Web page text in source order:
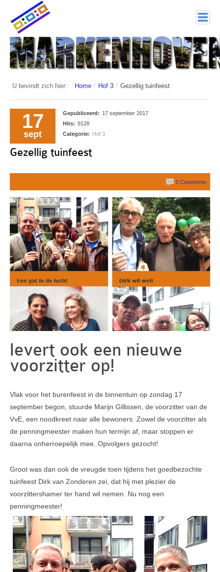
home
Markenhoven
Documenten
Veiligheid (mijn buurt van politie.nl)
Nieuwsbrieven
Bestuur en Commissies
Leesinformatie
Hof 2
Hof 3
Bestuur en informatie
Stadsvilla A
Stadsvilla B
Parkeergarage
Bestuur en VVE informatie
Parkeerplek te koop
Parkeerplek te huur
Nieuwsbrieven
Verzekeringen
Klachtenmeldpunt
U bevindt zich hier: Home / Hof 3 / Gezellig tuinfeest
17
sept
Gepubliceerd: 17 september 2017
Hits: 9128
Categorie: Hof 3
Gezellig tuinfeest
0 Comments
levert ook een nieuwe
voorzitter op!
Vlak voor het burenfeest in de binnentuin op zondag 17
september begon, stuurde Marijn Gillissen, de voorzitter van de
VvE, een noodkreet naar alle bewoners. Zowel de voorzitter als
de penningmeester maken hun termijn af, maar stoppen er
daarna onherroepelijk mee. Opvolgers gezocht!
Groot was dan ook de vreugde toen tijdens het goedbezochte
tuinfeest Dirk van Zonderen zei, dat hij met plezier de
voorzittershamer ter hand wil nemen. Nu nog een
penningmeester!